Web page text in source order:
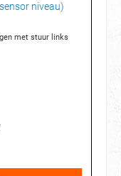
niveau)
met stuur links